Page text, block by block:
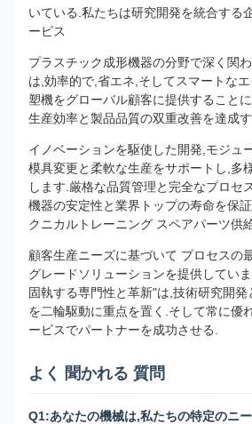
いている.私たちは研究開発を統合する
ービス
プラスチック成形機器の分野で深く関
は,効率的で,省エネ,そしてスマートな
塑機をグローバル顧客に提供すること
生産効率と製品品質の双重改善を達成
イノベーションを駆使した開発,モジュ
模具変更と柔軟な生産をサポートし,多
します.厳格な品質管理と完全なプロセ
機器の安定性と業界トップの寿命を保
クニカルトレーニング スペアパーツ供
顧客生産ニーズに基づいて プロセスの
グレードソリューションを提供してい
固執する専門性と革新"は,技術研究開
を二輪駆動に重点を置く.そして常に優
ービスでパートナーを成功させる.
よく 聞かれる 質問
Q1:あなたの機械は,私たちの特定のニ